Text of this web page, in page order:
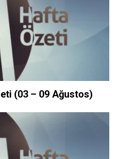
(03 – 09 Ağustos)